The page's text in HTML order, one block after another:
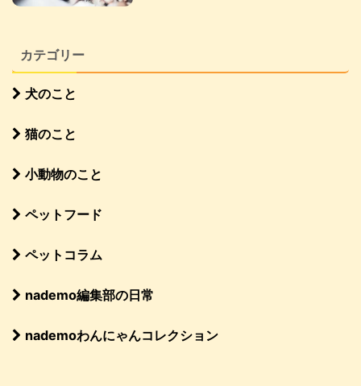
カテゴリー
犬のこと
猫のこと
小動物のこと
ペットフード
ペットコラム
nademo編集部の日常
nademoわんにゃんコレクション